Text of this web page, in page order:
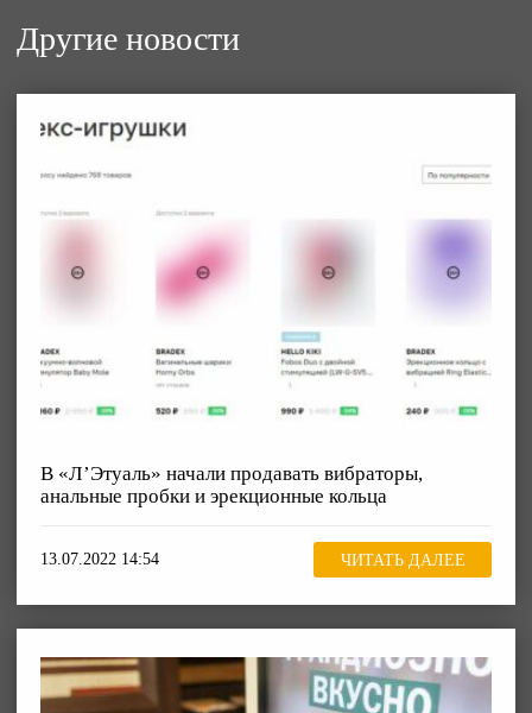
Другие новости
В «Л’Этуаль» начали продавать вибраторы,
анальные пробки и эрекционные кольца
13.07.2022 14:54 ЧИТАТЬ ДАЛЕЕ